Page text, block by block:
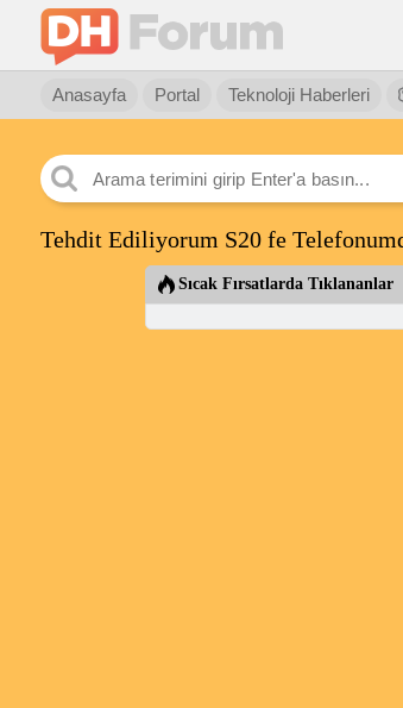
Anasayfa Portal Teknoloji Haberleri
Tehdit Ediliyorum S20 fe
Sıcak Fırsatlarda Tıklananlar